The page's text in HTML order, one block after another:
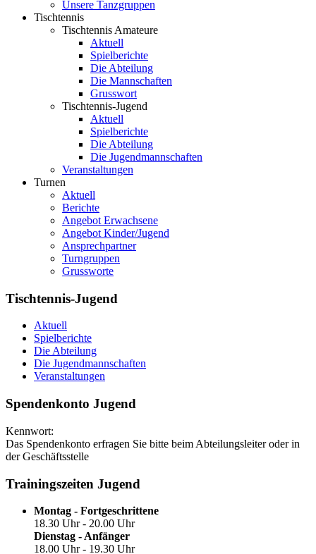
Unsere Tanzgruppen
Tischtennis
Tischtennis Amateure
Aktuell
Spielberichte
Die Abteilung
Die Mannschaften
Grusswort
Tischtennis-Jugend
Aktuell
Spielberichte
Die Abteilung
Die Jugendmannschaften
Veranstaltungen
Turnen
Aktuell
Berichte
Angebot Erwachsene
Angebot Kinder/Jugend
Ansprechpartner
Turngruppen
Grussworte
Tischtennis-Jugend
Aktuell
Spielberichte
Die Abteilung
Die Jugendmannschaften
Veranstaltungen
Spendenkonto Jugend
Kennwort:
Das Spendenkonto erfragen Sie bitte beim Abteilungsleiter oder in
der Geschäftsstelle
Trainingszeiten Jugend
Montag - Fortgeschrittene
18.30 Uhr - 20.00 Uhr
Dienstag - Anfänger
18.00 Uhr - 19.30 Uhr